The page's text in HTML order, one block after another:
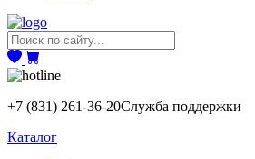
+7 (831) 261-36-20Служба поддержки
Каталог